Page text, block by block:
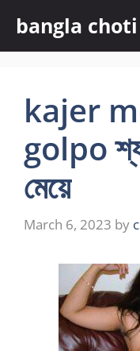
content
bangla
kajer
golpo
মেয়ে
March 6, 2023 by